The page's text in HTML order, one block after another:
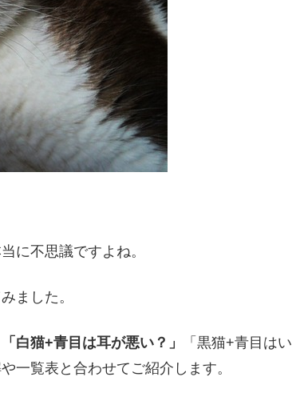
に不思議ですよね。
ました。
白猫+青目は耳が悪い？」
「黒猫+青目はい
一覧表と合わせてご紹介します。